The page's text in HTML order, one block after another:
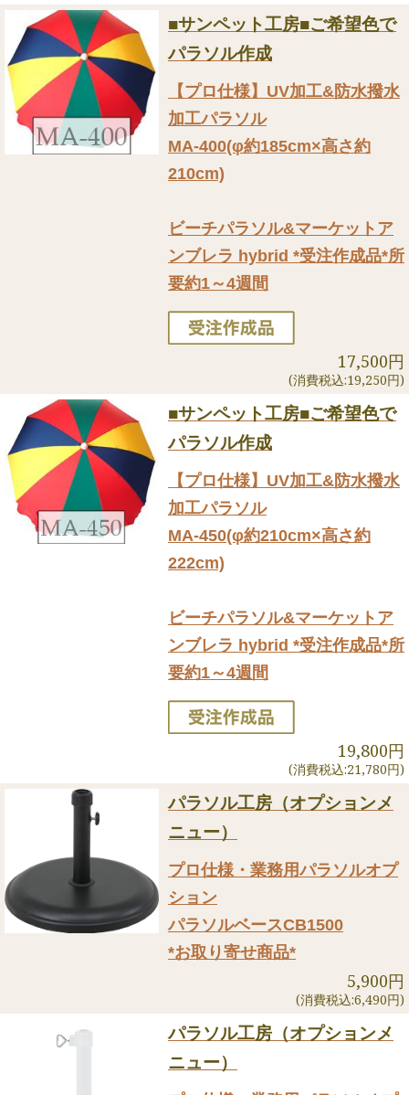
■サンペット工房■ご希望色で
パラソル作成
【プロ仕様】UV加工&防水撥水
加工パラソル
MA-400(φ約185cm×高さ約
210cm)
ビーチパラソル&マーケットア
ンブレラ hybrid *受注作成品*所
要約1～4週間
17,500円
(消費税込:19,250円)
■サンペット工房■ご希望色で
パラソル作成
【プロ仕様】UV加工&防水撥水
加工パラソル
MA-450(φ約210cm×高さ約
222cm)
ビーチパラソル&マーケットア
ンブレラ hybrid *受注作成品*所
要約1～4週間
19,800円
(消費税込:21,780円)
パラソル工房（オプションメ
ニュー）
プロ仕様・業務用パラソルオプ
ション
パラソルベースCB1500
*お取り寄せ商品*
5,900円
(消費税込:6,490円)
パラソル工房（オプションメ
ニュー）